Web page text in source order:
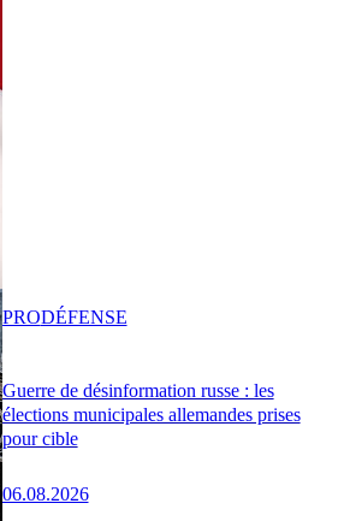
Guerre de désinformation russe : les
élections municipales allemandes prises
pour cible
06.08.2026
PRODÉFENSE